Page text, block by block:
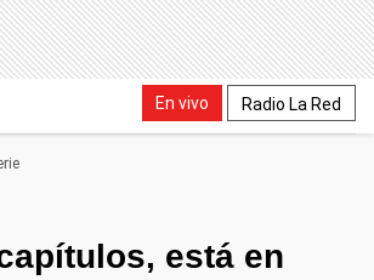
En vivo Radio La Red
está en